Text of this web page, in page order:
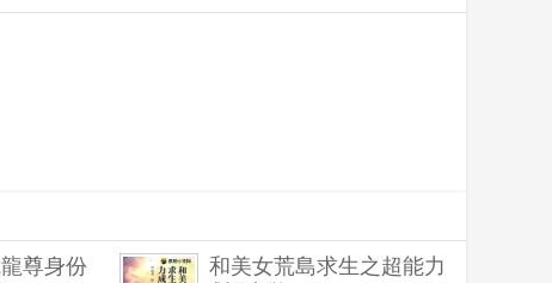
尊身份
和美女荒島求生之超能力